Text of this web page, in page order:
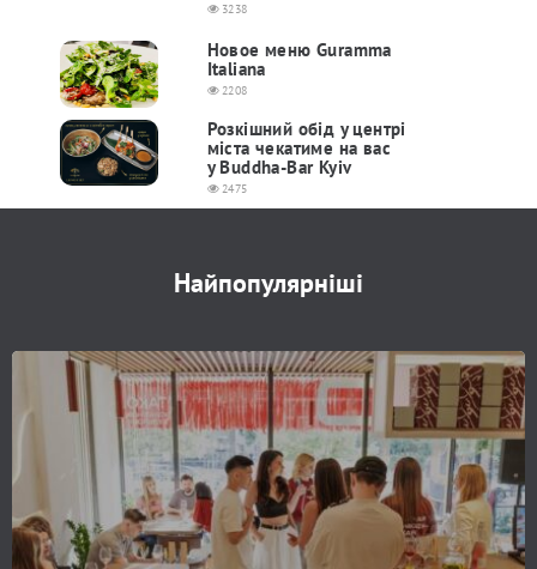
3238
Новое меню Guramma
Italiana
2208
Розкішний обід у центрі
міста чекатиме на вас
у Buddha-Bar Kyiv
2475
Найпопулярніші